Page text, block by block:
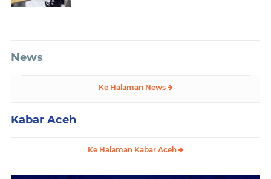
News
Ke Halaman News
Kabar Aceh
Ke Halaman Kabar Aceh